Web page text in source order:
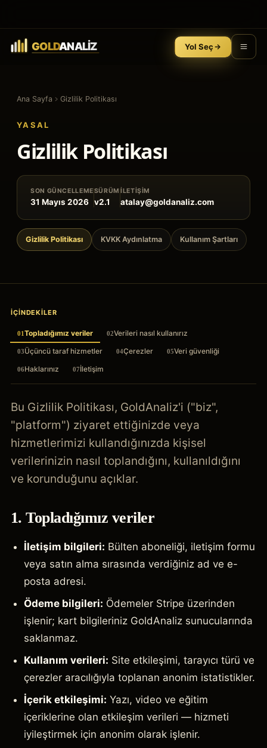
Yol Seç
Ana Sayfa Gizlilik Politikası
YASAL
Gizlilik Politikası
SON GÜNCELLEME
31 Mayıs 2026
SÜRÜM
v2.1
İLETIŞIM
atalay@goldanaliz.com
Gizlilik Politikası KVKK Aydınlatma Kullanım Şartları
İÇINDEKILER
01Topladığımız veriler 02Verileri nasıl kullanırız
03Üçüncü taraf hizmetler 04Çerezler 05Veri güvenliği
06Haklarınız 07İletişim
Bu Gizlilik Politikası, GoldAnaliz'i ("biz",
"platform") ziyaret ettiğinizde veya
hizmetlerimizi kullandığınızda kişisel
verilerinizin nasıl toplandığını, kullanıldığını
ve korunduğunu açıklar.
1. Topladığımız veriler
İletişim bilgileri: Bülten aboneliği, iletişim formu
veya satın alma sırasında verdiğiniz ad ve e-
posta adresi.
Ödeme bilgileri: Ödemeler Stripe üzerinden
işlenir; kart bilgileriniz GoldAnaliz sunucularında
saklanmaz.
Kullanım verileri: Site etkileşimi, tarayıcı türü ve
çerezler aracılığıyla toplanan anonim istatistikler.
İçerik etkileşimi: Yazı, video ve eğitim
içeriklerine olan etkileşim verileri — hizmeti
iyileştirmek için anonim olarak işlenir.